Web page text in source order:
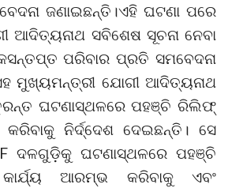
ଜଣାଇଛନ୍ତି।ଏହି ଘଟଣା ପରେ
ଆଦିତ୍ୟନାଥ ସବିଶେଷ ସୂଚନା ନେବା
ପରିବାର ପ୍ରତି ସମବେଦନା
ମୁଖ୍ୟମନ୍ତ୍ରୀ ଯୋଗୀ ଆଦିତ୍ୟନାଥ
ଘଟଣାସ୍ଥଳରେ ପହଞ୍ଚି ରିଲିଫ୍
କରିବାକୁ ନିର୍ଦ୍ଦେଶ ଦେଇଛନ୍ତି। ସେ
ଦଳଗୁଡ଼ିକୁ ଘଟଣାସ୍ଥଳରେ ପହଞ୍ଚି
ଆରମ୍ଭ କରିବାକୁ ଏବଂ